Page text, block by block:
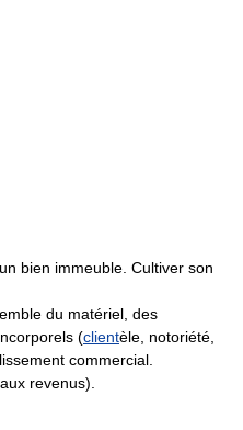
bien immeuble. Cultiver son
du matériel, des
(clientèle, notoriété,
commercial.
revenus).